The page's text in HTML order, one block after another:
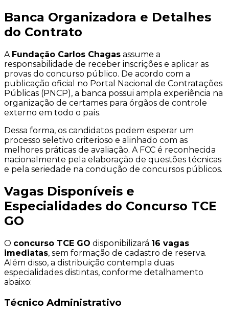
Banca Organizadora e Detalhes
do Contrato
A Fundação Carlos Chagas assume a
responsabilidade de receber inscrições e aplicar as
provas do concurso público. De acordo com a
publicação oficial no Portal Nacional de Contratações
Públicas (PNCP), a banca possui ampla experiência na
organização de certames para órgãos de controle
externo em todo o país.
Dessa forma, os candidatos podem esperar um
processo seletivo criterioso e alinhado com as
melhores práticas de avaliação. A FCC é reconhecida
nacionalmente pela elaboração de questões técnicas
e pela seriedade na condução de concursos públicos.
Vagas Disponíveis e
Especialidades do Concurso TCE
GO
O concurso TCE GO disponibilizará 16 vagas
imediatas, sem formação de cadastro de reserva.
Além disso, a distribuição contempla duas
especialidades distintas, conforme detalhamento
abaixo:
Técnico Administrativo